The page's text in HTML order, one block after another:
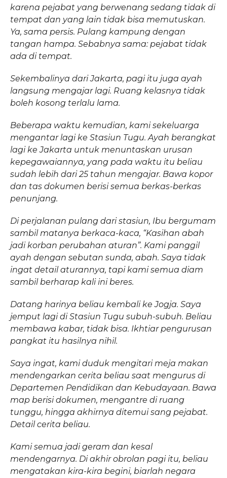
karena pejabat yang berwenang sedang tidak di
tempat dan yang lain tidak bisa memutuskan.
Ya, sama persis. Pulang kampung dengan
tangan hampa. Sebabnya sama: pejabat tidak
ada di tempat.
Sekembalinya dari Jakarta, pagi itu juga ayah
langsung mengajar lagi. Ruang kelasnya tidak
boleh kosong terlalu lama.
Beberapa waktu kemudian, kami sekeluarga
mengantar lagi ke Stasiun Tugu. Ayah berangkat
lagi ke Jakarta untuk menuntaskan urusan
kepegawaiannya, yang pada waktu itu beliau
sudah lebih dari 25 tahun mengajar. Bawa kopor
dan tas dokumen berisi semua berkas-berkas
penunjang.
Di perjalanan pulang dari stasiun, Ibu bergumam
sambil matanya berkaca-kaca, “Kasihan abah
jadi korban perubahan aturan”. Kami panggil
ayah dengan sebutan sunda, abah. Saya tidak
ingat detail aturannya, tapi kami semua diam
sambil berharap kali ini beres.
Datang harinya beliau kembali ke Jogja. Saya
jemput lagi di Stasiun Tugu subuh-subuh. Beliau
membawa kabar, tidak bisa. Ikhtiar pengurusan
pangkat itu hasilnya nihil.
Saya ingat, kami duduk mengitari meja makan
mendengarkan cerita beliau saat mengurus di
Departemen Pendidikan dan Kebudayaan. Bawa
map berisi dokumen, mengantre di ruang
tunggu, hingga akhirnya ditemui sang pejabat.
Detail cerita beliau.
Kami semua jadi geram dan kesal
mendengarnya. Di akhir obrolan pagi itu, beliau
mengatakan kira-kira begini, biarlah negara